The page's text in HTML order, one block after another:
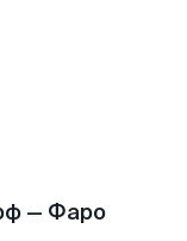
— Фаро